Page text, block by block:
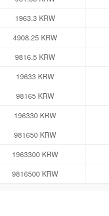
1963.3 KRW
4908.25 KRW
9816.5 KRW
19633 KRW
98165 KRW
196330 KRW
981650 KRW
1963300 KRW
9816500 KRW